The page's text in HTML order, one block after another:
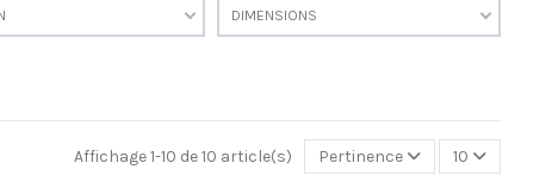
DIMENSIONS
Affichage 1-10 de 10 article(s) Pertinence 10